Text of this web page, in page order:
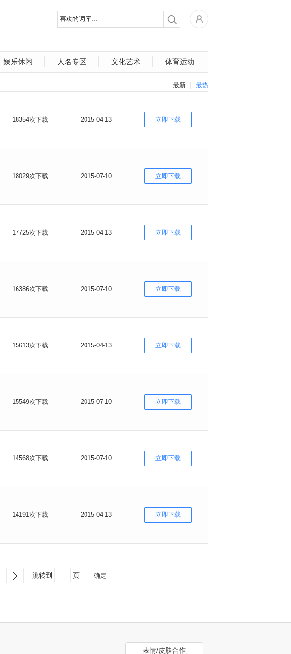
娱乐休闲 人名专区 文化艺术 体育运动
最热
最新
18354次下载 2015-04-13 立即下载
18029次下载 2015-07-10 立即下载
17725次下载 2015-04-13 立即下载
16386次下载 2015-07-10 立即下载
15613次下载 2015-04-13 立即下载
15549次下载 2015-07-10 立即下载
14568次下载 2015-07-10 立即下载
14191次下载 2015-04-13 立即下载
跳转到 页 确定
表情/皮肤合作